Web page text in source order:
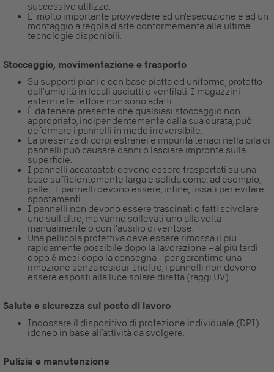
successivo utilizzo.
E' molto importante provvedere ad un'esecuzione e ad un
montaggio a regola d'arte conformemente alle ultime
tecnologie disponibili.
Stoccaggio, movimentazione e trasporto
Su supporti piani e con base piatta ed uniforme, protetto
dall’umidità in locali asciutti e ventilati. I magazzini
esterni e le tettoie non sono adatti.
È da tenere presente che qualsiasi stoccaggio non
appropriato, indipendentemente dalla sua durata, può
deformare i pannelli in modo irreversibile.
La presenza di corpi estranei e impurità tenaci nella pila di
pannelli può causare danni o lasciare impronte sulla
superficie.
I pannelli accatastati devono essere trasportati su una
base sufficientemente larga e solida come, ad esempio,
pallet. I pannelli devono essere, infine, fissati per evitare
spostamenti.
I pannelli non devono essere trascinati o fatti scivolare
uno sull'altro, ma vanno sollevati uno alla volta
manualmente o con l'ausilio di ventose.
Una pellicola protettiva deve essere rimossa il più
rapidamente possibile dopo la lavorazione – al più tardi
dopo 6 mesi dopo la consegna – per garantirne una
rimozione senza residui. Inoltre, i pannelli non devono
essere esposti alla luce solare diretta (raggi UV).
Salute e sicurezza sul posto di lavoro
Indossare il dispositivo di protezione individuale (DPI)
idoneo in base all’attività da svolgere.
Pulizia e manutenzione